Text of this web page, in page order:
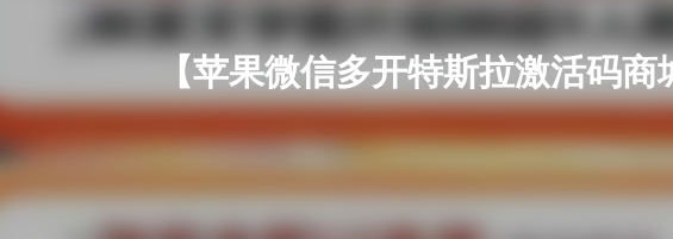
【苹果微信多开特斯拉激活码